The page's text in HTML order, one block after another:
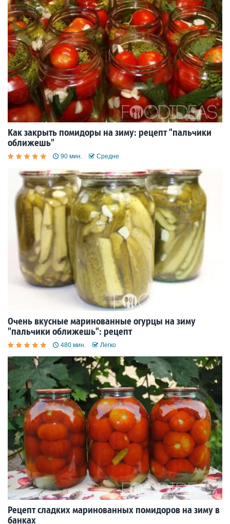
Как закрыть помидоры на зиму: рецепт "пальчики
оближешь"
90 мин. Средне
Очень вкусные маринованные огурцы на зиму
"пальчики оближешь": рецепт
480 мин. Легко
Рецепт сладких маринованных помидоров на зиму в
банках